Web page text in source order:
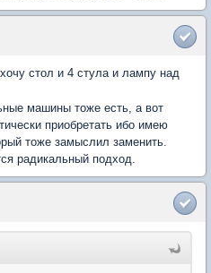
стол и 4 стула и лампу над
машины тоже есть, а вот
приобретать ибо имею
тоже замыслил заменить.
радикальный подход.